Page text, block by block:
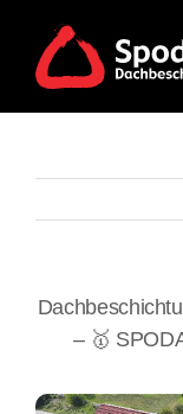
content
– 🥇